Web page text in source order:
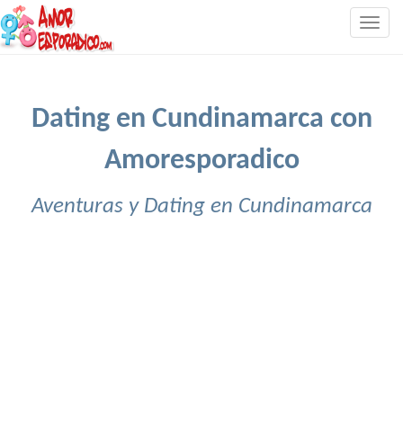
Dating en Cundinamarca con
Amoresporadico
Aventuras y Dating en Cundinamarca